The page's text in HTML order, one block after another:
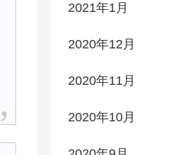
2021年1月
2020年12月
2020年11月
2020年10月